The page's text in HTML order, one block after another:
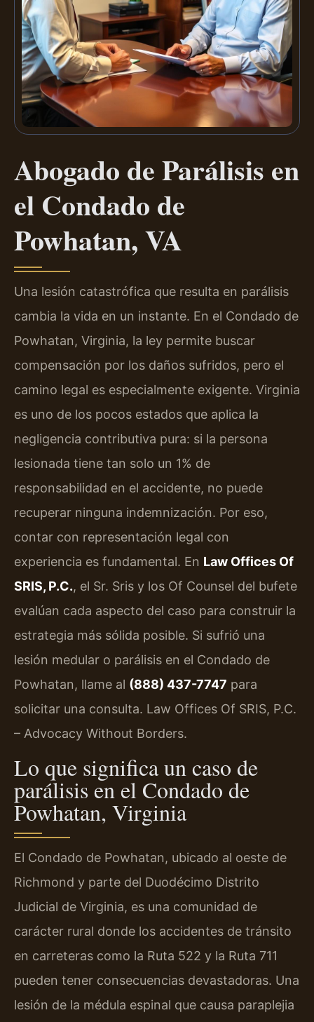
Abogado de Parálisis en
el Condado de
Powhatan, VA
Una lesión catastrófica que resulta en parálisis
cambia la vida en un instante. En el Condado de
Powhatan, Virginia, la ley permite buscar
compensación por los daños sufridos, pero el
camino legal es especialmente exigente. Virginia
es uno de los pocos estados que aplica la
negligencia contributiva pura: si la persona
lesionada tiene tan solo un 1% de
responsabilidad en el accidente, no puede
recuperar ninguna indemnización. Por eso,
contar con representación legal con
experiencia es fundamental. En Law Offices Of
SRIS, P.C., el Sr. Sris y los Of Counsel del bufete
evalúan cada aspecto del caso para construir la
estrategia más sólida posible. Si sufrió una
lesión medular o parálisis en el Condado de
Powhatan, llame al (888) 437-7747 para
solicitar una consulta. Law Offices Of SRIS, P.C.
– Advocacy Without Borders.
Lo que significa un caso de
parálisis en el Condado de
Powhatan, Virginia
El Condado de Powhatan, ubicado al oeste de
Richmond y parte del Duodécimo Distrito
Judicial de Virginia, es una comunidad de
carácter rural donde los accidentes de tránsito
en carreteras como la Ruta 522 y la Ruta 711
pueden tener consecuencias devastadoras. Una
lesión de la médula espinal que causa paraplejia